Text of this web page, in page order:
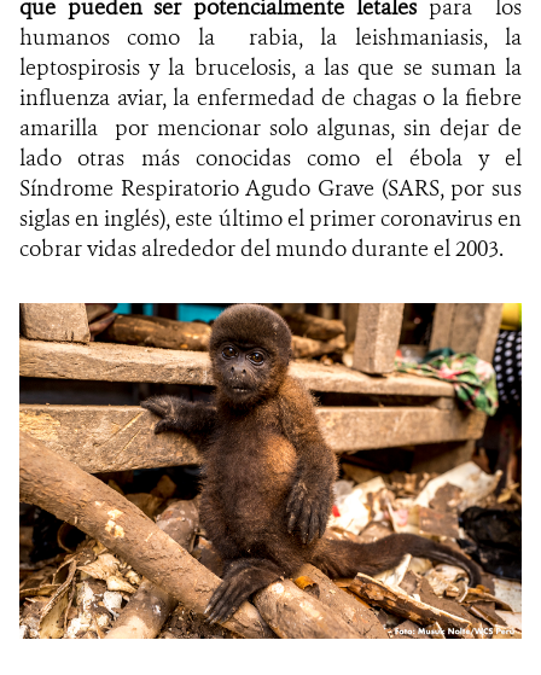
que pueden ser potencialmente letalespara los
humanos como la rabia, la leishmaniasis, la
leptospirosis y la brucelosis, a las que se suman la
influenza aviar, la enfermedad de chagas o la fiebre
amarilla por mencionar solo algunas, sin dejar de
lado otras más conocidas como el ébola y el
Síndrome Respiratorio Agudo Grave (SARS, por sus
siglas en inglés), este último el primer coronavirus en
cobrar vidas alrededor del mundo durante el 2003.